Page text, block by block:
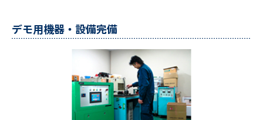
デモ用機器・設備完備